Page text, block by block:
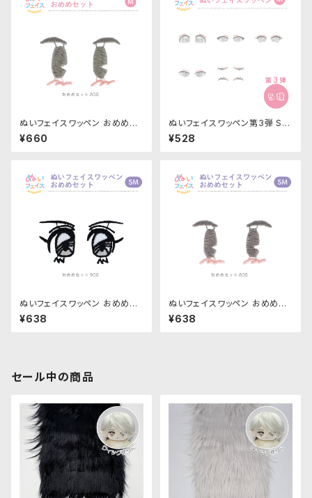
ぬいフェイスワッペン おめめセ
ット Mサイズ「80S」NUIW-57
｜清原株式会社
¥660
ぬいフェイスワッペン第3弾 SM
サイズ 各種｜清原株式会社
¥528
ぬいフェイスワッペン おめめセ
ット S Mサイズ「90S」NUIW-7
0｜清原株式会社
¥638
ぬいフェイスワッペン おめめセ
ット S Mサイズ「80S」NUIW-7
1｜清原株式会社
¥638
セール中の商品